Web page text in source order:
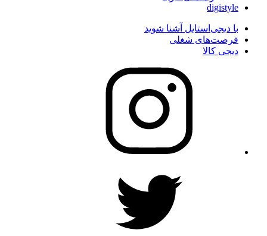
digistyle
با دیجی‌استایل آشنا شوید
فرصت‌های شغلی
دیجی کالا